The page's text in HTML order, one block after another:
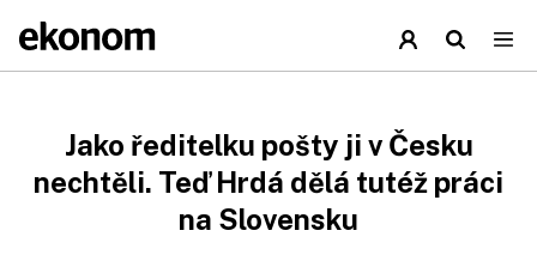
Jako ředitelku pošty ji v Česku
nechtěli. Teď Hrdá dělá tutéž práci
na Slovensku